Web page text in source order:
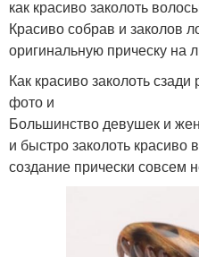
как красиво заколоть
Красиво собрав и заколов
оригинальную прическу на
Как красиво заколоть
фото и
Большинство девушек и
и быстро заколоть красиво
создание прически совсем